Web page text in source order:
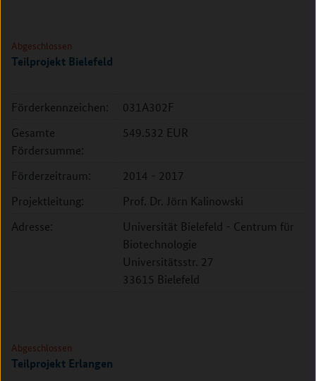
Abgeschlossen
Teilprojekt Bielefeld
Förderkennzeichen:
031A302F
Gesamte
Fördersumme:
549.532 EUR
Förderzeitraum:
2014 - 2017
Projektleitung:
Prof. Dr. Jörn Kalinowski
Adresse:
Universität Bielefeld - Centrum für
Biotechnologie
Universitätsstr. 27
33615 Bielefeld
Abgeschlossen
Teilprojekt Erlangen